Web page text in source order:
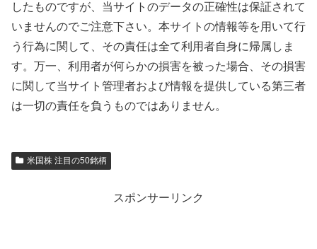
したものですが、当サイトのデータの正確性は保証されて
いませんのでご注意下さい。本サイトの情報等を用いて行
う行為に関して、その責任は全て利用者自身に帰属しま
す。万一、利用者が何らかの損害を被った場合、その損害
に関して当サイト管理者および情報を提供している第三者
は一切の責任を負うものではありません。
米国株 注目の50銘柄
スポンサーリンク